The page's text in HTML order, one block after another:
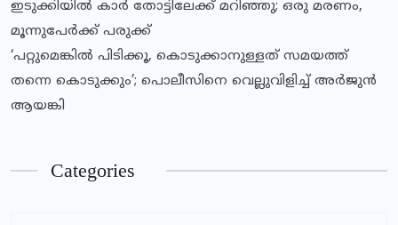
ഇടുക്കിയില്‍ കാര്‍ തോട്ടിലേക്ക് മറിഞ്ഞു; ഒരു മരണം,
മൂന്നുപേര്‍ക്ക് പരുക്ക്
‘പറ്റുമെങ്കിൽ പിടിക്കൂ, കൊടുക്കാനുള്ളത് സമയത്ത്
തന്നെ കൊടുക്കും’; പൊലീസിനെ വെല്ലുവിളിച്ച് അർജുൻ
ആയങ്കി
Categories